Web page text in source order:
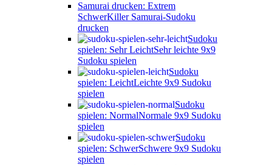
Samurai drucken: Extrem
SchwerKiller Samurai-Sudoku
drucken
Sudoku
spielen: Sehr LeichtSehr leichte 9x9
Sudoku spielen
Sudoku
spielen: LeichtLeichte 9x9 Sudoku
spielen
Sudoku
spielen: NormalNormale 9x9 Sudoku
spielen
Sudoku
spielen: SchwerSchwere 9x9 Sudoku
spielen